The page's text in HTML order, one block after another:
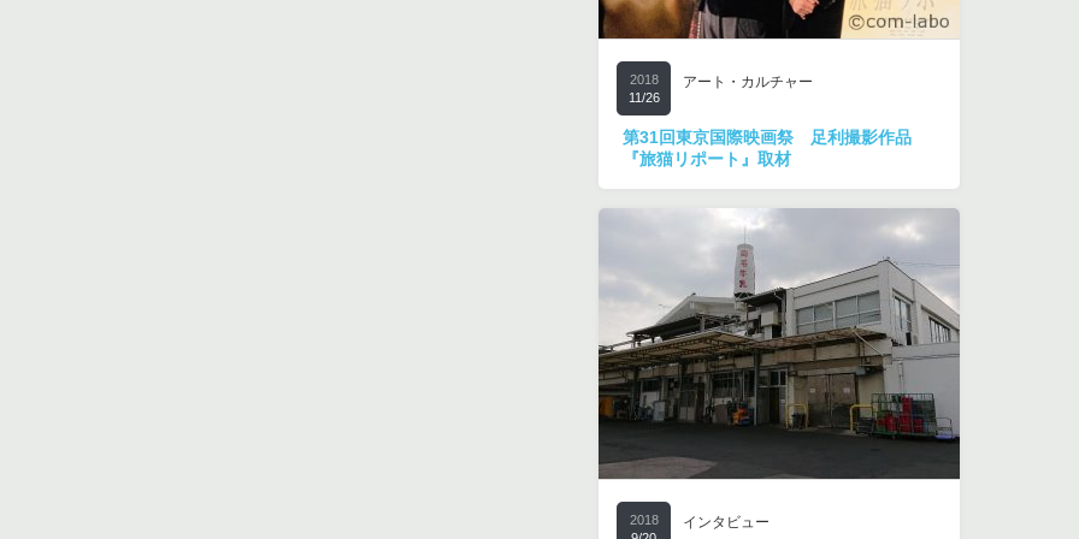
2018
11/26
アート・カルチャー
第31回東京国際映画祭 足利撮影作品
『旅猫リポート』取材
2018
インタビュー